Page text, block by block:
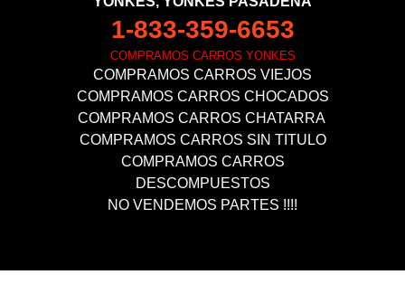
1-833-359-6653
COMPRAMOS CARROS YONKES
COMPRAMOS CARROS VIEJOS
COMPRAMOS CARROS CHOCADOS
COMPRAMOS CARROS CHATARRA ​
COMPRAMOS CARROS SIN TITULO
COMPRAMOS CARROS
DESCOMPUESTOS
NO VENDEMOS PARTES !!!!